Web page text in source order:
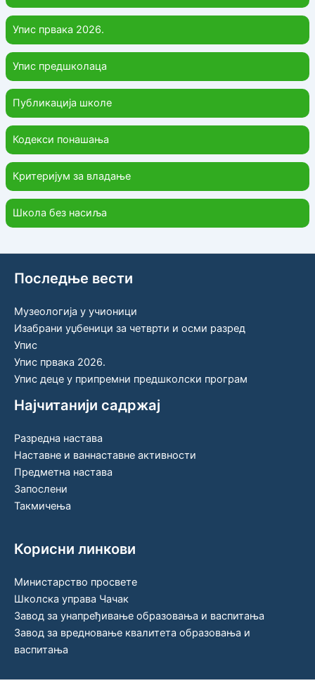
Упис првака 2026.
Упис предшколаца
Публикација школе
Кодекси понашања
Критеријум за владање
Школа без насиља
Последње вести
Музеологија у учионици
Изабрани уџбеници за четврти и осми разред
Упис
Упис првака 2026.
Упис деце у припремни предшколски програм
Најчитанији садржај
Разредна настава
Наставне и ваннаставне активности
Предметна настава
Запослени
Такмичења
Корисни линкови
Министарство просвете
Школска управа Чачак
Завод за унапређивање образовања и васпитања
Завод за вредновање квалитета образовања и
васпитања